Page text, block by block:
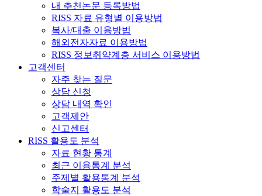
내 추천논문 등록방법
RISS 자료 유형별 이용방법
복사/대출 이용방법
해외전자자료 이용방법
RISS 정보취약계층 서비스 이용방법
고객센터
자주 찾는 질문
상담 신청
상담 내역 확인
고객제안
신고센터
RISS 활용도 분석
자료 현황 통계
최근 이용통계 분석
주제별 활용통계 분석
학술지 활용도 분석